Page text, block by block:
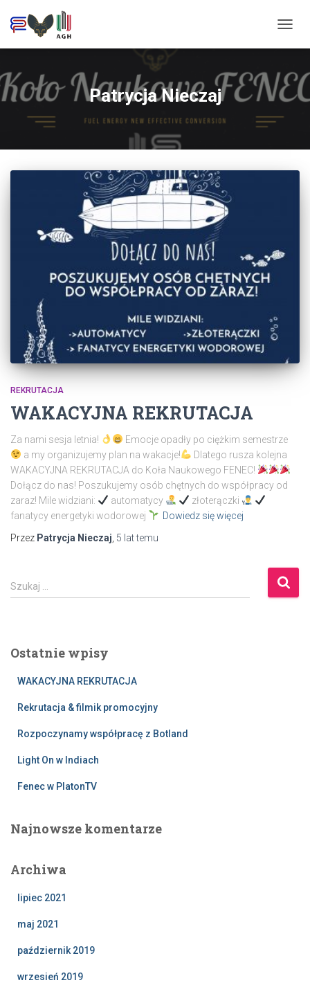
Patrycja Nieczaj
REKRUTACJA
WAKACYJNA REKRUTACJA
Za nami sesja letnia!
Emocje opadły po ciężkim semestrze
a my organizujemy plan na wakacje!
Dlatego rusza kolejna
WAKACYJNA REKRUTACJA do Koła Naukowego FENEC!
Dołącz do nas! Poszukujemy osób chętnych do współpracy od
zaraz! Mile widziani:
automatycy
złoterączki
fanatycy energetyki wodorowej
Dowiedz się więcej
Przez Patrycja Nieczaj 5 lattemu
S
z
j
Szukaj …
Ostatnie wpisy
WAKACYJNA REKRUTACJA
Rekrutacja & filmik promocyjny
Rozpoczynamy współpracę z Botland
Light On w Indiach
Fenec w PlatonTV
Najnowsze komentarze
Archiwa
lipiec 2021
maj 2021
październik 2019
wrzesień 2019